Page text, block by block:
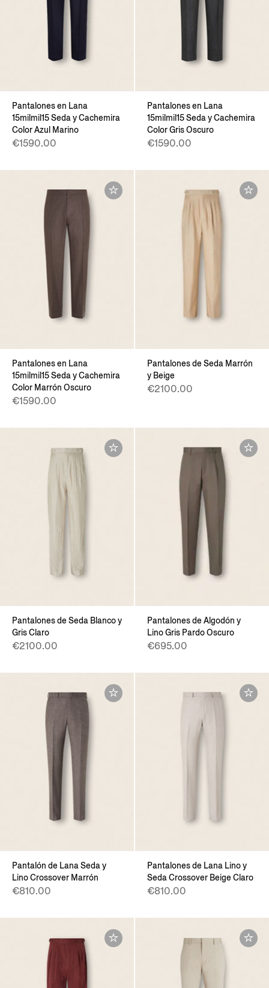
Pantalones en Lana
15milmil15 Seda y Cachemira
Color Azul Marino
€1590.00
Pantalones en Lana
15milmil15 Seda y Cachemira
Color Gris Oscuro
€1590.00
Pantalones en Lana
15milmil15 Seda y Cachemira
Color Marrón Oscuro
€1590.00
Pantalones de Seda Marrón
y Beige
€2100.00
Pantalones de Seda Blanco y
Gris Claro
€2100.00
Pantalones de Algodón y
Lino Gris Pardo Oscuro
€695.00
Pantalón de Lana Seda y
Lino Crossover Marrón
€810.00
Pantalones de Lana Lino y
Seda Crossover Beige Claro
€810.00